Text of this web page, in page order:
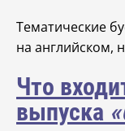
Тематические
на английском,
Что
выпуска